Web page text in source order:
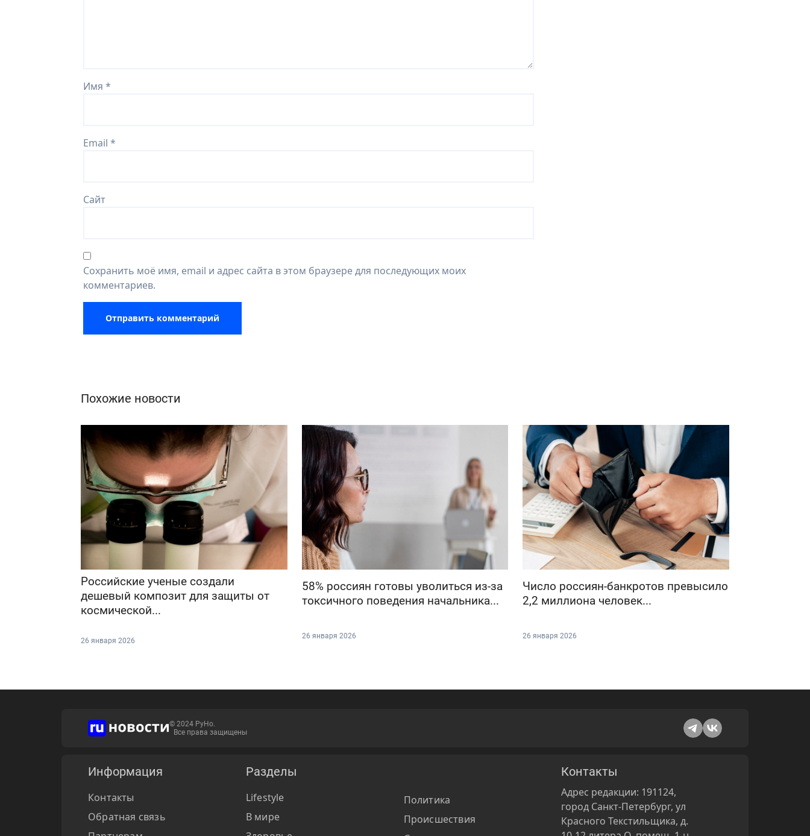
Имя *
Email *
Сайт
Сохранить моё имя, email и адрес сайта в этом браузере для последующих моих
комментариев.
Похожие новости
Российские ученые создали
дешевый композит для защиты от
космической...
26 января 2026
58% россиян готовы уволиться из-за
токсичного поведения начальника...
26 января 2026
Число россиян-банкротов превысило
2,2 миллиона человек...
26 января 2026
© 2024 РуНо.
Все права защищены
Информация
Контакты
Обратная связь
Разделы
Lifestyle
В мире
Политика
Происшествия
Контакты
Адрес редакции: 191124,
город Санкт-Петербург, ул
Красного Текстильщика, д.